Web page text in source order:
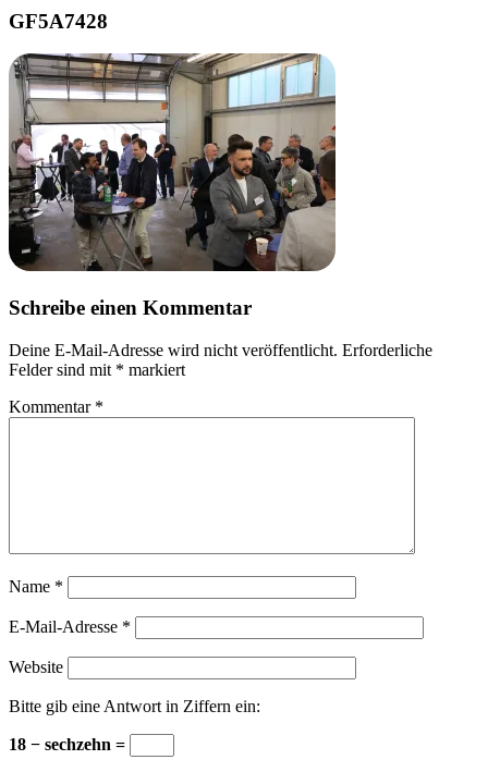
GF5A7428
Schreibe einen Kommentar
Deine E-Mail-Adresse wird nicht veröffentlicht. Erforderliche
Felder sind mit * markiert
Kommentar *
Name *
E-Mail-Adresse *
Website
Bitte gib eine Antwort in Ziffern ein:
18 − sechzehn =